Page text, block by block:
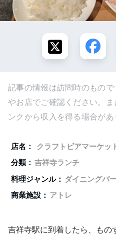
記事の情報は訪問時のもの
やお店でご確認ください。
ンクから収入を得る場合があ
店名：
クラフトビアマーケッ
分類： 吉祥寺ランチ
料理ジャンル： ダイニングバ
商業施設： アトレ
吉祥寺駅に到着したら、もの